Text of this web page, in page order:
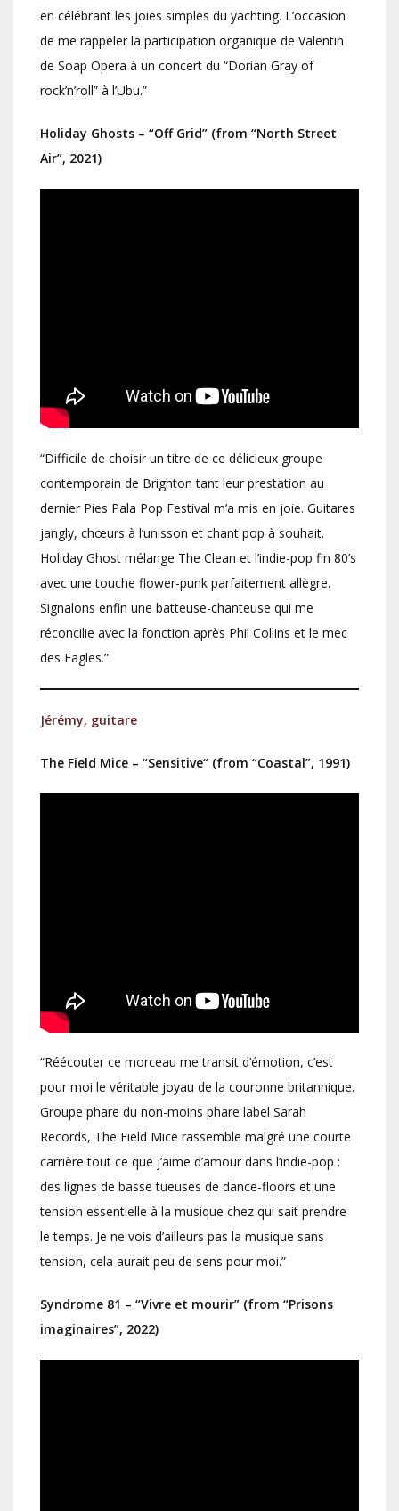
en célébrant les joies simples du yachting. L’occasion
de me rappeler la participation organique de Valentin
de Soap Opera à un concert du “Dorian Gray of
rock’n’roll” à l’Ubu.”
Holiday Ghosts – “Off Grid” (from “North Street
Air”, 2021)
“Difficile de choisir un titre de ce délicieux groupe
contemporain de Brighton tant leur prestation au
dernier Pies Pala Pop Festival m’a mis en joie. Guitares
jangly, chœurs à l’unisson et chant pop à souhait.
Holiday Ghost mélange The Clean et l’indie-pop fin 80’s
avec une touche flower-punk parfaitement allègre.
Signalons enfin une batteuse-chanteuse qui me
réconcilie avec la fonction après Phil Collins et le mec
des Eagles.”
Jérémy, guitare
The Field Mice – “Sensitive“ (from “Coastal”, 1991)
“Réécouter ce morceau me transit d’émotion, c’est
pour moi le véritable joyau de la couronne britannique.
Groupe phare du non-moins phare label Sarah
Records, The Field Mice rassemble malgré une courte
carrière tout ce que j’aime d’amour dans l’indie-pop :
des lignes de basse tueuses de dance-floors et une
tension essentielle à la musique chez qui sait prendre
le temps. Je ne vois d’ailleurs pas la musique sans
tension, cela aurait peu de sens pour moi.”
Syndrome 81 – “Vivre et mourir” (from “Prisons
imaginaires”, 2022)